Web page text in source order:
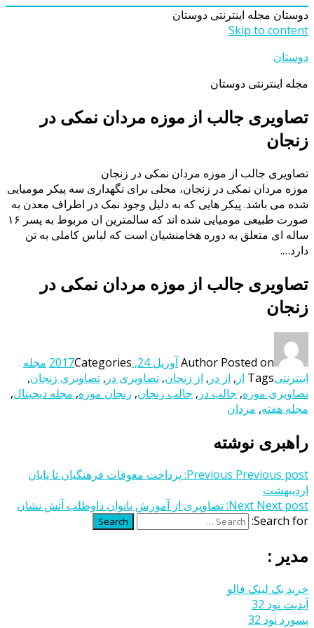
دوستان مجله اینترنتی دوستان
Skip to content
دوستان
مجله اینترنتی دوستان
تصاویری جالب از موزه مردان نمکی در
زنجان
تصاویری جالب از موزه مردان نمکی در زنجان
موزه مردان نمکی در زنجان، محلی برای نگهداری سه پیکر مومیایی
شده می باشد. پیکر هایی که به دلیل وجود نمک در اطراف معدن به
صورت طبیعی مومیایی شده اند که سالمترین ان مربوط به پسر ۱۶
ساله ای متعلق به دوره هخامنشیان است که لباس کاملی به تن
دارد….
تصاویری جالب از موزه مردان نمکی در
زنجان
Author Posted on آوریل 24, 2017 Categories
مجله
اینترنتیTags از , از در , از زنجان, تصاویری در , تصاویری زنجان,
تصاویری موزه, جالب در , جالب زنجان, زنجان موزه, مجله دیجیتال,
مجله هفته, مردان
راهبری نوشته
Previous Previous post:
پرداخت معوقات فرهنگیان تا پایان
اردیبهشت
Next Next post:
تصاویری از آموزش بانوان داوطلب آتش نشان
Search for:
Search
مدیر :
خرید بک لینک فالو
آپدیت نود 32
پسورد نود 32